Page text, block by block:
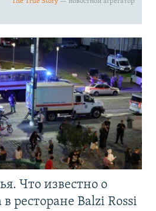
Что известно о
ресторане Balzi Rossi